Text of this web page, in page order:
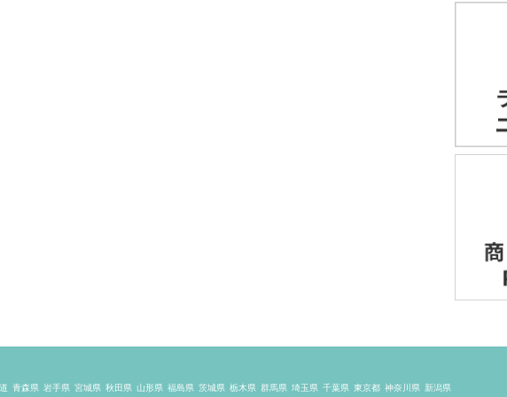
青森県 岩手県 宮城県 秋田県 山形県 福島県 茨城県 栃木県 群馬県 埼玉県 千葉県 東京都 神奈川県 新潟県